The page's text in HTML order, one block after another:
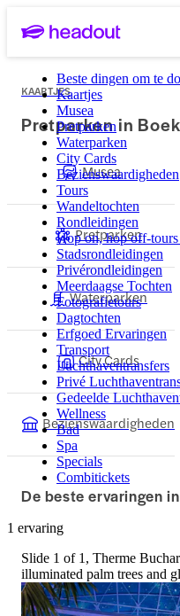
Beste dingen om te
Kaartjes
Musea
Pretparken
Waterparken
City Cards
Bezienswaardigheden
Tours
Wandeltochten
Rondleidingen
Hop on, hop off-
Stadsrondleidingen
Privérondleidingen
Meerdaagse Tochten
Fotografietours
Dagtochten
Erfgoed Ervaringen
Transport
Luchthaventransfers
Privé
Gedeelde
Wellness
Bad
Spa
Specials
Combitickets
KAARTJES
Pretparken in
Musea
Pretparken
Waterparken
City Cards
Bezienswaardigheden
De beste ervaringen
1 ervaring
Slide 1 of 1, Therme
illuminated palm trees and